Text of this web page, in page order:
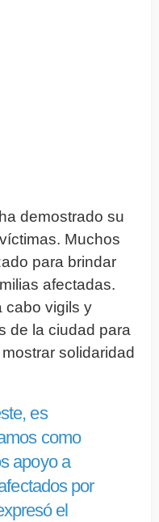
demostrado su
Muchos
para brindar
afectadas.
cabo vigils y
de la ciudad para
solidaridad
es
como
apoyo a
por
el